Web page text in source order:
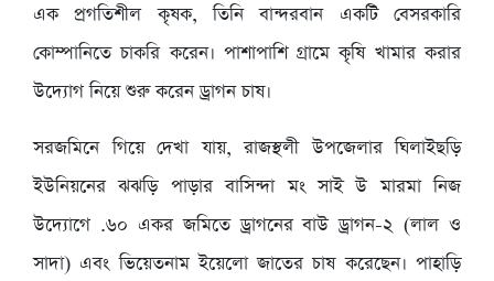
এক প্রগতিশীল কৃষক, তিনি বান্দরবান একটি বেসরকারি
কোম্পানিতে চাকরি করেন। পাশাপাশি গ্রামে কৃষি খামার করার
উদ্যোগ নিয়ে শুরু করেন ড্রাগন চাষ।
সরজমিনে গিয়ে দেখা যায়, রাজস্থলী উপজেলার ঘিলাইছড়ি
ইউনিয়নের ঝঝড়ি পাড়ার বাসিন্দা মং সাই উ মারমা নিজ
উদ্যোগে .৬০ একর জমিতে ড্রাগনের বাউ ড্রাগন-২ (লাল ও
সাদা) এবং ভিয়েতনাম ইয়েলো জাতের চাষ করেছেন। পাহাড়ি